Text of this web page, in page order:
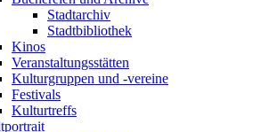
Stadtarchiv
Stadtbibliothek
Kinos
Veranstaltungsstätten
Kulturgruppen und -vereine
Festivals
Kulturtreffs